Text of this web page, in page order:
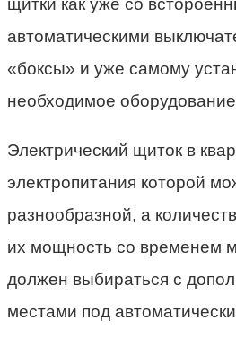
автоматическими
«боксы» и уже самому
необходимое
Электрический щиток в
электропитания которой
разнообразной, а
их мощность со временем
должен выбираться с
местами под